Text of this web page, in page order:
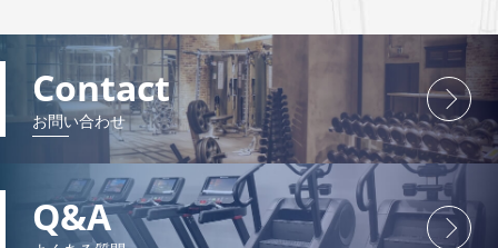
Contact
お問い合わせ
Q&A